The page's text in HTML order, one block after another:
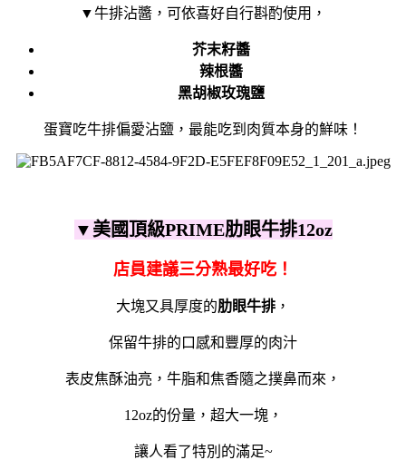
▼牛排沾醬，可依喜好自行斟酌使用，
芥末籽醬
辣根醬
黑胡椒玫瑰鹽
蛋寶吃牛排偏愛沾鹽，最能吃到肉質本身的鮮味！
▼ 美國頂級PRIME肋眼牛排12oz
店員建議三分熟最好吃！
大塊又具厚度的肋眼牛排 ，
保留牛排的口感和豐厚的肉汁
表皮焦酥油亮，牛脂和焦香隨之撲鼻而來，
12oz的份量，超大一塊，
讓人看了特別的滿足~